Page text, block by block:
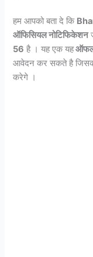
हम आपको बता दे कि
ऑफिसियल नोटिफिकेशन
56 है । यह एक यह
आवेदन कर सकते है जिसकी
करेगे ।